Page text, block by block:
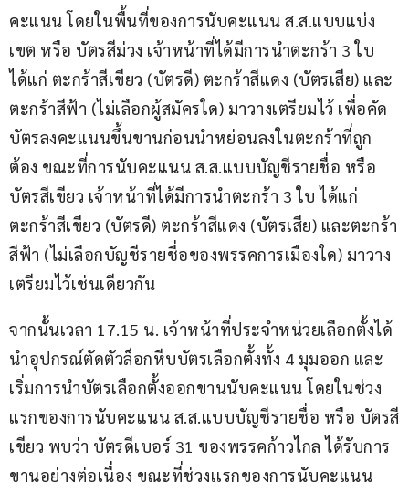
คะแนน โดยในพื้นที่ของการนับคะแนน ส.ส.แบบแบ่ง
เขต หรือ บัตรสีม่วง เจ้าหน้าที่ได้มีการนำตะกร้า 3 ใบ
ได้แก่ ตะกร้าสีเขียว (บัตรดี) ตะกร้าสีแดง (บัตรเสีย) และ
ตะกร้าสีฟ้า (ไม่เลือกผู้สมัครใด) มาวางเตรียมไว้ เพื่อคัด
บัตรลงคะแนนขึ้นขานก่อนนำหย่อนลงในตะกร้าที่ถูก
ต้อง ขณะที่การนับคะแนน ส.ส.แบบบัญชีรายชื่อ หรือ
บัตรสีเขียว เจ้าหน้าที่ได้มีการนำตะกร้า 3 ใบ ได้แก่
ตะกร้าสีเขียว (บัตรดี) ตะกร้าสีแดง (บัตรเสีย) และตะกร้า
สีฟ้า (ไม่เลือกบัญชีรายชื่อของพรรคการเมืองใด) มาวาง
เตรียมไว้เช่นเดียวกัน
จากนั้นเวลา 17.15 น. เจ้าหน้าที่ประจำหน่วยเลือกตั้งได้
นำอุปกรณ์ตัดตัวล็อกหีบบัตรเลือกตั้งทั้ง 4 มุมออก และ
เริ่มการนำบัตรเลือกตั้งออกขานนับคะแนน โดยในช่วง
แรกของการนับคะแนน ส.ส.แบบบัญชีรายชื่อ หรือ บัตรสี
เขียว พบว่า บัตรดีเบอร์ 31 ของพรรคก้าวไกล ได้รับการ
ขานอย่างต่อเนื่อง ขณะที่ช่วงเเรกของการนับคะแนน